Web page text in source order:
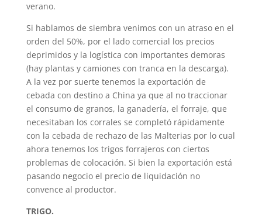
verano.
Si hablamos de siembra venimos con un atraso en el
orden del 50%, por el lado comercial los precios
deprimidos y la logística con importantes demoras
(hay plantas y camiones con tranca en la descarga).
A la vez por suerte tenemos la exportación de
cebada con destino a China ya que al no traccionar
el consumo de granos, la ganadería, el forraje, que
necesitaban los corrales se completó rápidamente
con la cebada de rechazo de las Malterias por lo cual
ahora tenemos los trigos forrajeros con ciertos
problemas de colocación. Si bien la exportación está
pasando negocio el precio de liquidación no
convence al productor.
TRIGO.